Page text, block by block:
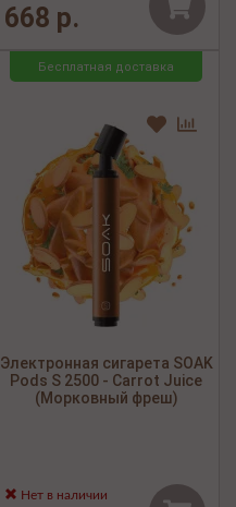
668 р.
Бесплатная доставка
Электронная сигарета SOAK
Pods S 2500 - Carrot Juice
(Морковный фреш)
Нет в наличии